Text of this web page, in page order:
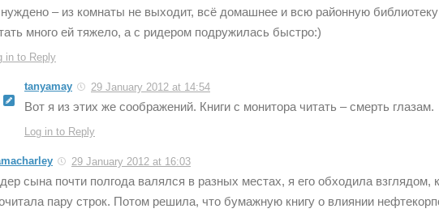
– из комнаты не выходит, всё домашнее и всю районную
много ей тяжело, а с ридером подружилась быстро:)
in to Reply
tanyamay 29 January 2012 at 14:54
Вот я из этих же соображений. Книги с монитора читать – смерть глазам.
Log in to Reply
29 January 2012 at 16:03
сына почти полгода валялся в разных местах, я его обходила
пару строк. Потом решила, что бумажную книгу о влиянии